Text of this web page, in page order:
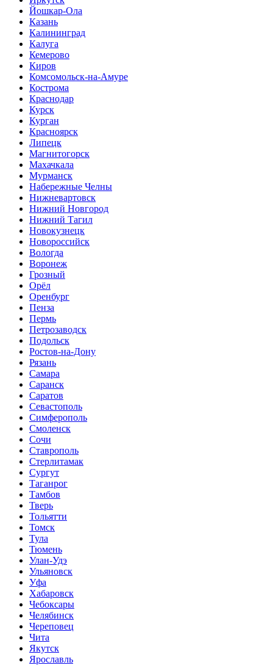
Йошкар-Ола
Казань
Калининград
Калуга
Кемерово
Киров
Комсомольск-на-Амуре
Кострома
Краснодар
Курск
Курган
Красноярск
Липецк
Магнитогорск
Махачкала
Мурманск
Набережные Челны
Нижневартовск
Нижний Новгород
Нижний Тагил
Новокузнецк
Новороссийск
Вологда
Воронеж
Грозный
Орёл
Оренбург
Пенза
Пермь
Петрозаводск
Подольск
Ростов-на-Дону
Рязань
Самара
Саранск
Саратов
Севастополь
Симферополь
Смоленск
Сочи
Ставрополь
Стерлитамак
Сургут
Таганрог
Тамбов
Тверь
Тольятти
Томск
Тула
Тюмень
Улан-Удэ
Ульяновск
Уфа
Хабаровск
Чебоксары
Челябинск
Череповец
Чита
Якутск
Ярославль